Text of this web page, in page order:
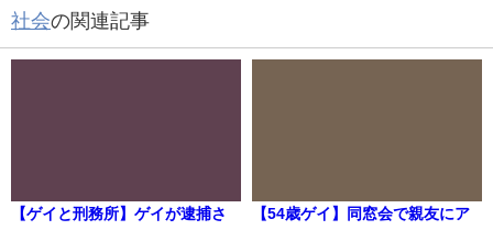
社会の関連記事
【ゲイと刑務所】ゲイが逮捕さ
【54歳ゲイ】同窓会で親友にア